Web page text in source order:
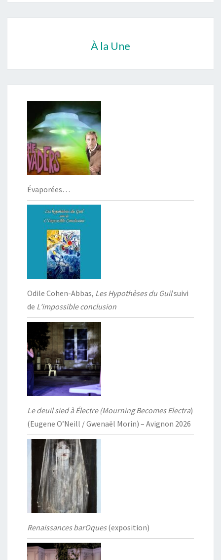
À la Une
Évaporées…
Odile Cohen-Abbas, Les Hypothèses du Guilsuivi
de L’impossible conclusion
Le deuil sied à Électre (Mourning Becomes Electra)
(Eugene O’Neill / Gwenaël Morin) – Avignon 2026
Renaissances barOques(exposition)